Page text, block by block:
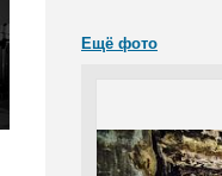
Ещё фото